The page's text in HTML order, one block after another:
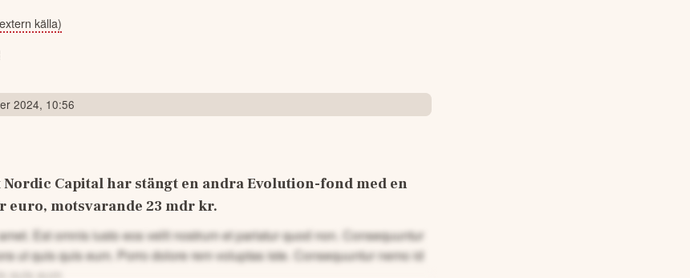
källa)
2024, 10:56
Capital har stängt en andra Evolution-fond med en
euro, motsvarande 23 mdr kr.
Est omnis iusto eos velit nostrum et pariatur quod non. Consequuntur
ut quis quis eum. Porro dolore rem voluptas iste. Consequuntur nemo id